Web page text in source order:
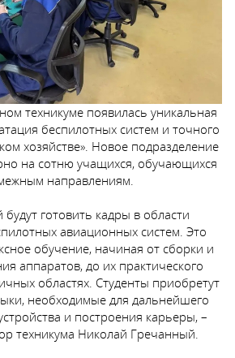
техникуме появилась уникальная
беспилотных систем и точного
хозяйстве». Новое подразделение
на сотню учащихся, обучающихся
направлениям.
будут готовить кадры в области
авиационных систем. Это
обучение, начиная от сборки и
аппаратов, до их практического
областях. Студенты приобретут
необходимые для дальнейшего
и построения карьеры, –
техникума Николай Гречанный.